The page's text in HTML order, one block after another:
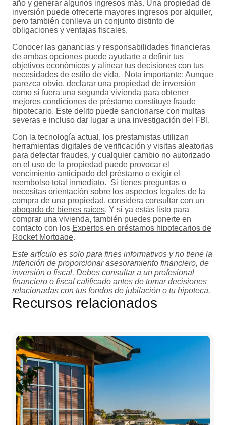
año y generar algunos ingresos más. Una propiedad de
inversión puede ofrecerte mayores ingresos por alquiler,
pero también conlleva un conjunto distinto de
obligaciones y ventajas fiscales.
Conocer las ganancias y responsabilidades financieras
de ambas opciones puede ayudarte a definir tus
objetivos económicos y alinear tus decisiones con tus
necesidades de estilo de vida. Nota importante: Aunque
parezca obvio, declarar una propiedad de inversión
como si fuera una segunda vivienda para obtener
mejores condiciones de préstamo constituye fraude
hipotecario. Este delito puede sancionarse con multas
severas e incluso dar lugar a una investigación del FBI.
Con la tecnología actual, los prestamistas utilizan
herramientas digitales de verificación y visitas aleatorias
para detectar fraudes, y cualquier cambio no autorizado
en el uso de la propiedad puede provocar el
vencimiento anticipado del préstamo o exigir el
reembolso total inmediato. Si tienes preguntas o
necesitas orientación sobre los aspectos legales de la
compra de una propiedad, considera consultar con un
abogado de bienes raíces. Y si ya estás listo para
comprar una vivienda, también puedes ponerte en
contacto con los Expertos en préstamos hipotecarios de
Rocket Mortgage.
Este artículo es solo para fines informativos y no tiene la
intención de proporcionar asesoramiento financiero, de
inversión o fiscal. Debes consultar a un profesional
financiero o fiscal calificado antes de tomar decisiones
relacionadas con tus fondos de jubilación o tu hipoteca.
Recursos relacionados